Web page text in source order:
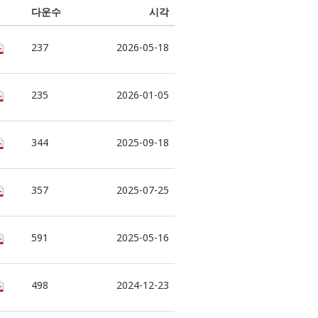
다운수 시각
237 2026-05-18
235 2026-01-05
344 2025-09-18
357 2025-07-25
591 2025-05-16
498 2024-12-23